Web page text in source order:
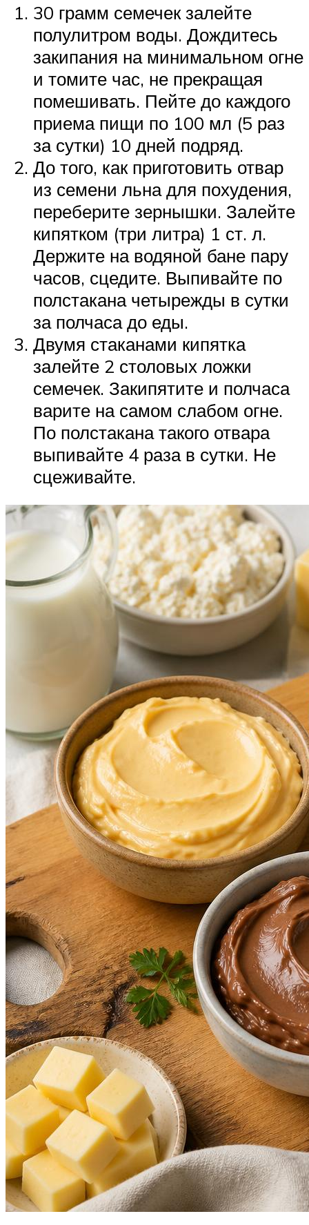
30 грамм семечек залейте
полулитром воды. Дождитесь
закипания на минимальном огне
и томите час, не прекращая
помешивать. Пейте до каждого
приема пищи по 100 мл (5 раз
за сутки) 10 дней подряд.
До того, как приготовить отвар
из семени льна для похудения,
переберите зернышки. Залейте
кипятком (три литра) 1 ст. л.
Держите на водяной бане пару
часов, сцедите. Выпивайте по
полстакана четырежды в сутки
за полчаса до еды.
Двумя стаканами кипятка
залейте 2 столовых ложки
семечек. Закипятите и полчаса
варите на самом слабом огне.
По полстакана такого отвара
выпивайте 4 раза в сутки. Не
сцеживайте.